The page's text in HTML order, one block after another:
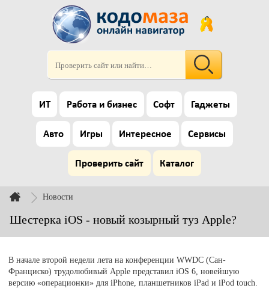
ИТ Работа и бизнес Софт Гаджеты
Авто Игры Интересное Сервисы
Проверить сайт Каталог
Новости
Шестерка iOS - новый козырный туз Apple?
В начале второй недели лета на конференции WWDC (Сан-
Франциско) трудолюбивый Apple представил iOS 6, новейшую
версию «операционки» для iPhone, планшетников iPad и iPod touch.